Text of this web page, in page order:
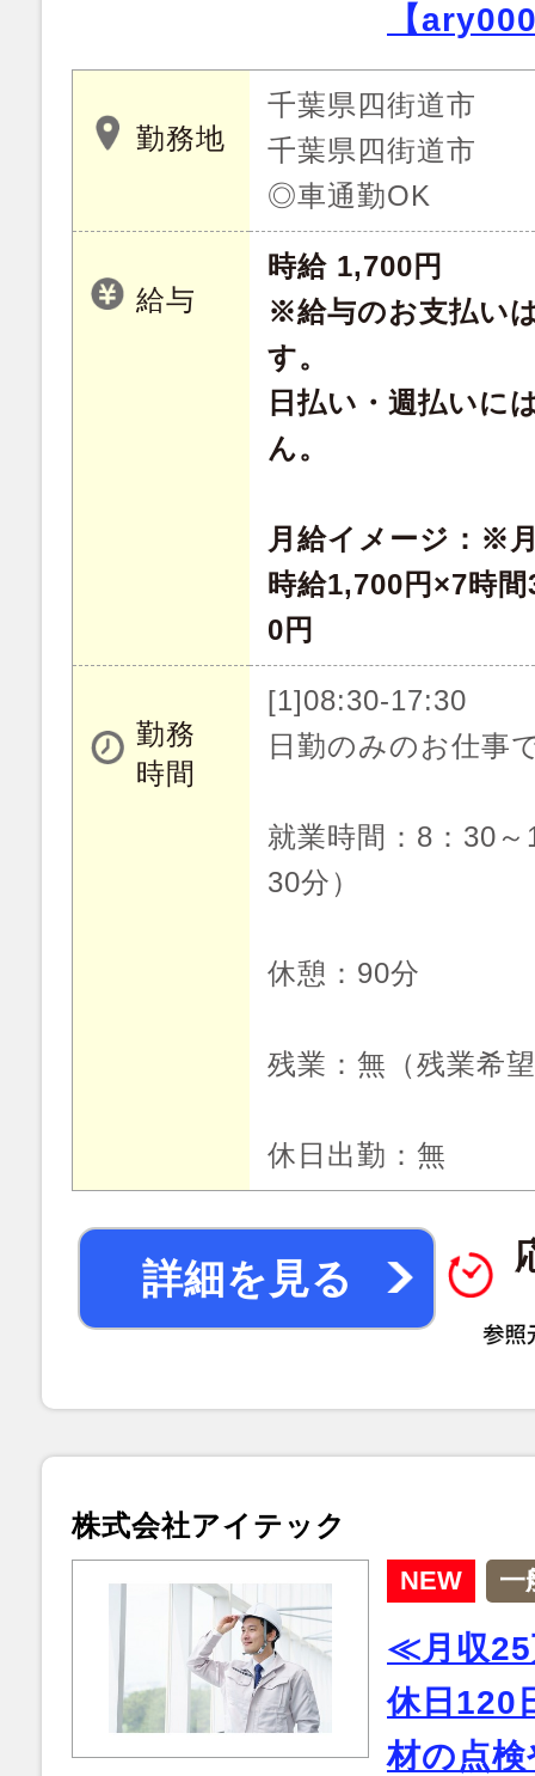
【
勤務地
千葉県四街道市
千葉県四街道市
◎車通勤OK
給与
時給 1,700円
※給与のお支払い
す。
日払い・週払いに
ん。
月給イメージ：※
時給1,700円×7時
0円
勤務
時間
[1]08:30-17:30
日勤のみのお仕事
就業時間：8：30
30分）
休憩：90分
残業：無（残業希
休日出勤：無
詳細を見る
株式会社アイテック
NEW 一
≪月収25
休日120
材の点